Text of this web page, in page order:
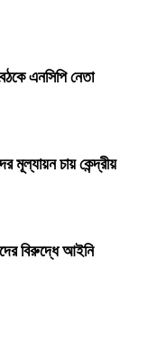
এনসিপি নেতা
মূল্যায়ন চায় কেন্দ্রীয়
বিরুদ্ধে আইনি